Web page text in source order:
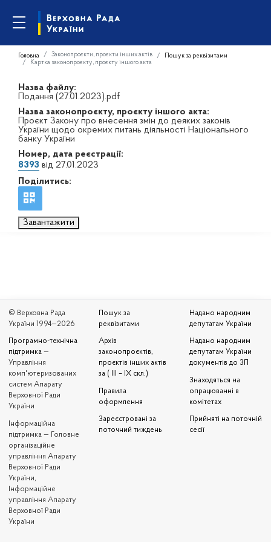
Головна Законопроєкти, проєкти інших актів
Пошук за реквізитами
Картка законопроєкту, проєкту іншого акта
Назва файлу:
Подання (27.01.2023).pdf
Назва законопроєкту, проєкту іншого акта:
Проєкт Закону про внесення змін до деяких законів
України щодо окремих питань діяльності Національного
банку України
Номер, дата реєстрації:
8393 від 27.01.2023
Поділитись:
Завантажити
© Верховна Рада
України 1994—2026
Програмно-технічна
підтримка —
Управління
комп'ютеризованих
систем Апарату
Верховної Ради
України
Iнформаційна
підтримка — Головне
організаційне
управління Апарату
Верховної Ради
України,
Інформаційне
управління Апарату
Верховної Ради
України
Пошук за
реквізитами
Архів
законопроєктів,
проєктів інших актів
за ( III – IX скл.)
Правила
оформлення
Зареєстровані за
поточний тиждень
Надано народним
депутатам України
Надано народним
депутатам України
документів до ЗП
Знаходяться на
опрацюванні в
комітетах
Прийняті на поточній
сесії